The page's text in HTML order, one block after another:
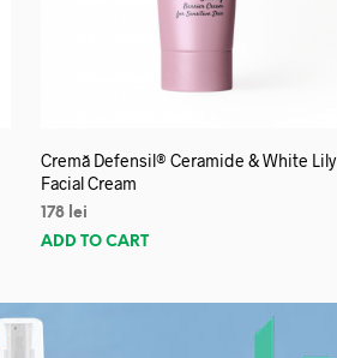
Cremă Defensil® Ceramide & White Lily
Facial Cream
178 lei
ADD TO CART